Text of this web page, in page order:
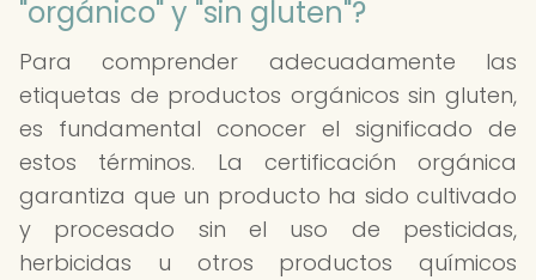
"orgánico" y "sin gluten"?
Para comprender adecuadamente las
etiquetas de productos orgánicos sin gluten,
es fundamental conocer el significado de
estos términos. La certificación orgánica
garantiza que un producto ha sido cultivado
y procesado sin el uso de pesticidas,
herbicidas u otros productos químicos